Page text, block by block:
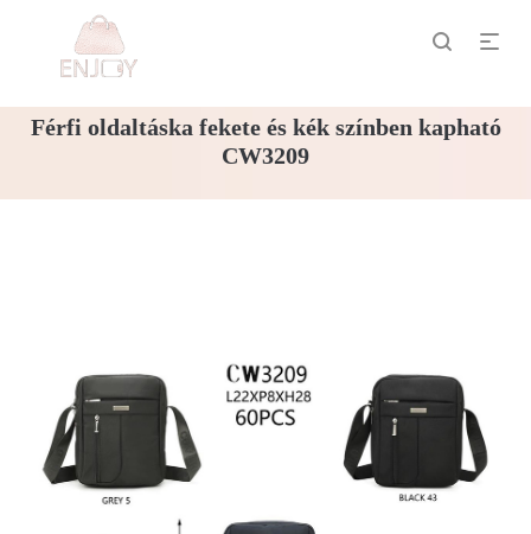
Férfi oldaltáska fekete és kék színben kapható
CW3209